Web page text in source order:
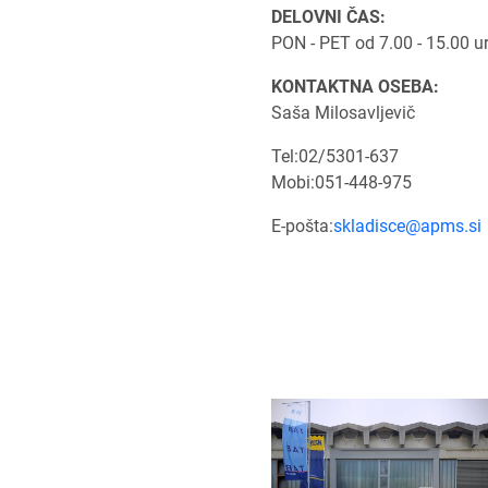
DELOVNI ČAS:
PON - PET od 7.00 - 15.00
KONTAKTNA OSEBA:
Saša Milosavljevič
Tel:02/5301-637
Mobi:051-448-975
E-pošta:skladisce@apms.si